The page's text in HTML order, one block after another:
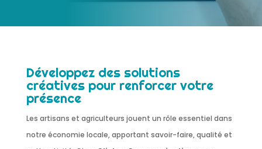
Développez des solutions
créatives pour renforcer votre
présence
Les artisans et agriculteurs jouent un rôle essentiel dans
notre économie locale, apportant savoir-faire, qualité et